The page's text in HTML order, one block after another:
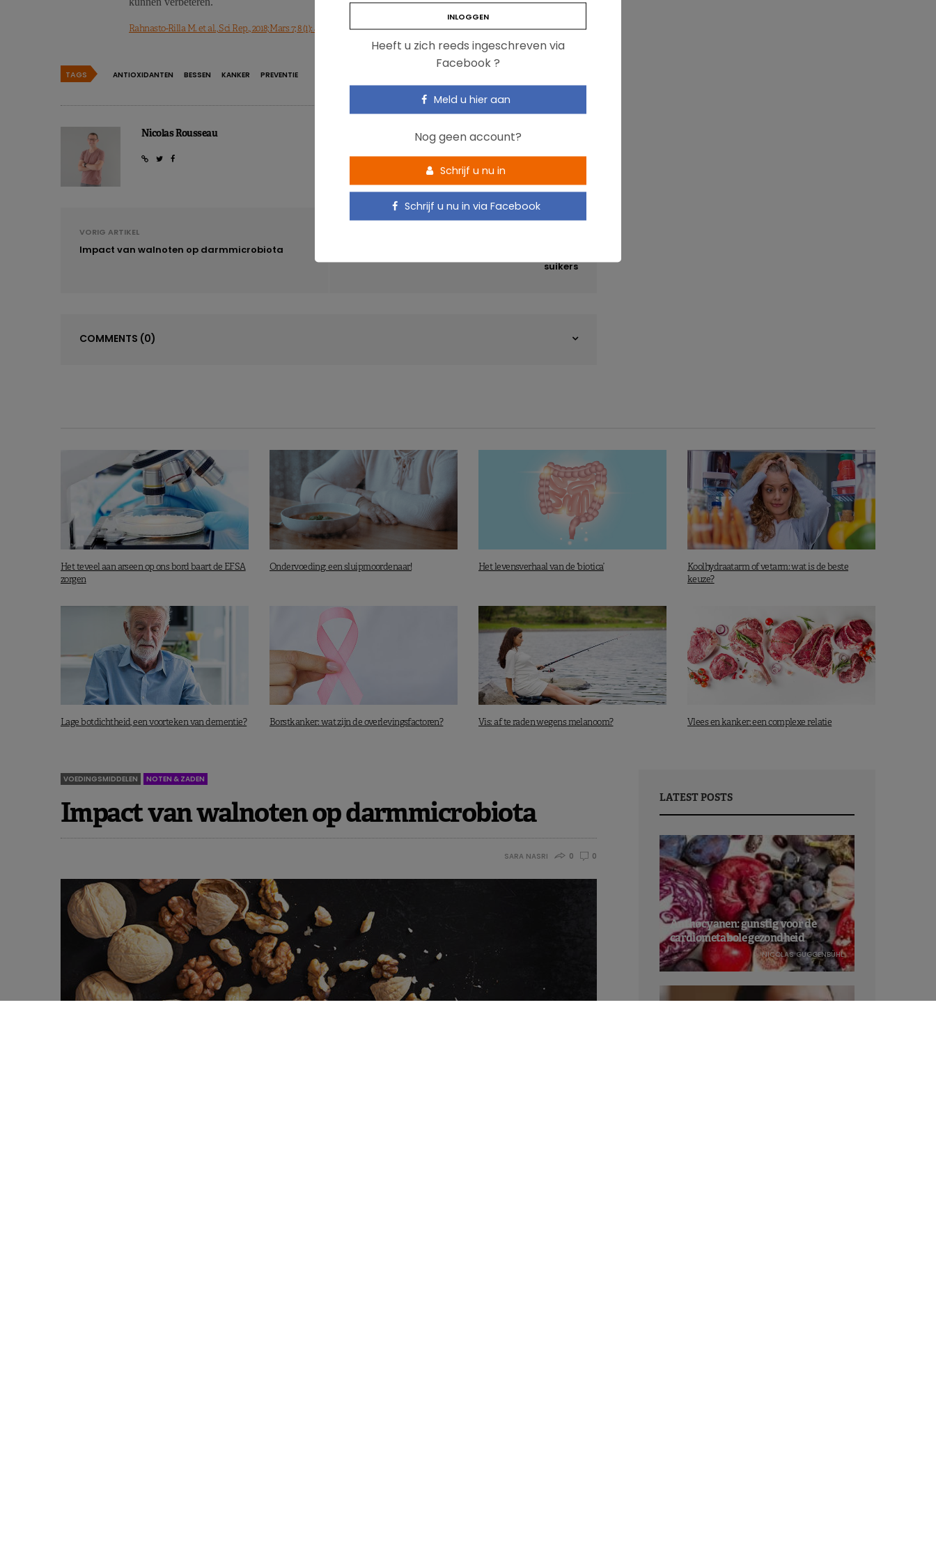
Rahnasto-Rilla M. et al., Sci Rep., 2018; Mars 7; 8 (1): 4163.
TAGS ANTIOXIDANTEN BESSEN KANKER PREVENTIE
Nicolas Rousseau
VORIG ARTIKEL
Impact van walnoten op darmmicrobiota
suikers
COMMENTS (0)
Het teveel aan arseen op ons bord baart de EFSA
zorgen
Ondervoeding: een sluipmoordenaar! Het levensverhaal van de ‘biotica’
Koolhydraatarm of vetarm: wat is de beste
keuze?
Lage botdichtheid, een voorteken van dementie? Borstkanker: wat zijn de overlevingsfactoren? Vis: af te raden wegens melanoom? Vlees en kanker: een complexe relatie
VOEDINGSMIDDELEN NOTEN & ZADEN
Impact van walnoten op darmmicrobiota
SARA NASRI 0 0
LATEST POSTS
Anthocyanen: gunstig voor de
cardiometabole gezondheid
NICOLAS GUGGENBÜHL
Heeft u zich reeds ingeschreven via
Facebook ?
Meld u hier aan
Nog geen account?
Schrijf u nu in
Schrijf u nu in via Facebook